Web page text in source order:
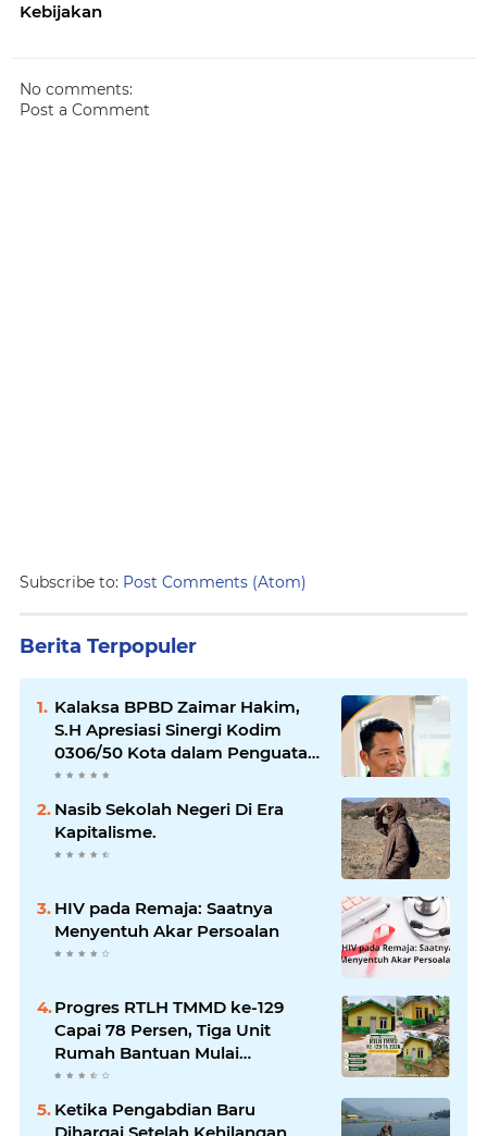
Kebijakan
No comments:
Post a Comment
Subscribe to: Post Comments (Atom)
Berita Terpopuler
Kalaksa BPBD Zaimar Hakim,
S.H Apresiasi Sinergi Kodim
0306/50 Kota dalam Penguatan
Mitigasi dan Penanganan
Bencana
Nasib Sekolah Negeri Di Era
Kapitalisme.
HIV pada Remaja: Saatnya
Menyentuh Akar Persoalan
Progres RTLH TMMD ke-129
Capai 78 Persen, Tiga Unit
Rumah Bantuan Mulai
Rampung
Ketika Pengabdian Baru